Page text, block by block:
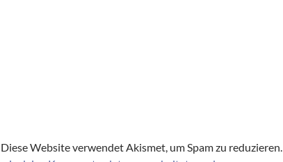
Diese Website verwendet Akismet, um Spam zu reduzieren.